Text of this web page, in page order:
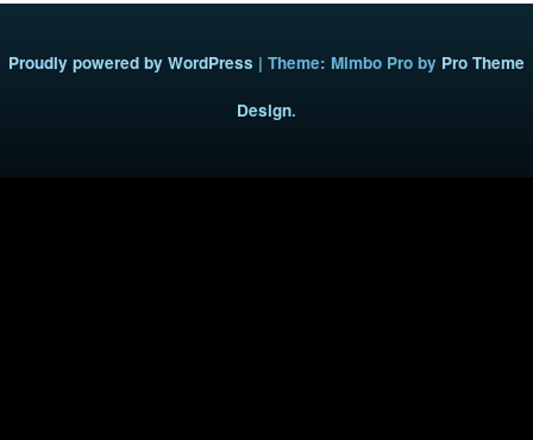
Proudly powered by WordPress | Theme: Mimbo Pro by Pro Theme
Design.